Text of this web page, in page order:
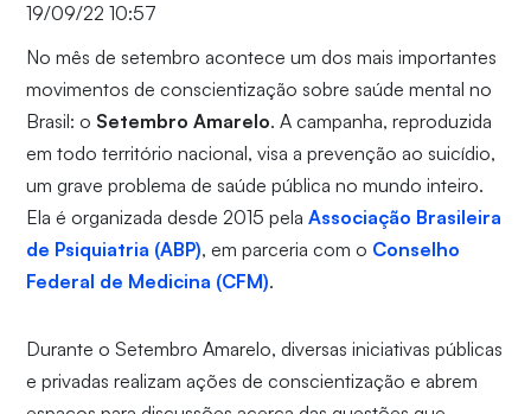
19/09/22 10:57
No mês de setembro acontece um dos mais importantes
movimentos de conscientização sobre saúde mental no
Brasil: o Setembro Amarelo. A campanha, reproduzida
em todo território nacional, visa a prevenção ao suicídio,
um grave problema de saúde pública no mundo inteiro.
Ela é organizada desde 2015 pelaAssociação Brasileira
de Psiquiatria (ABP), em parceria com o Conselho
Federal de Medicina (CFM).
Durante o Setembro Amarelo, diversas iniciativas públicas
e privadas realizam ações de conscientização e abrem